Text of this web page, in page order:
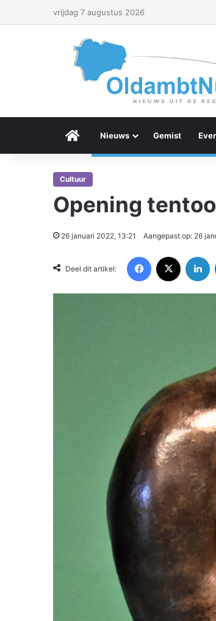
vrijdag 7 augustus 2026
Menu Item
Nieuws Gemist
Cultuur
Opening
26 januari 2022, 13:21 Aangepast op: 26
Deel dit artikel: